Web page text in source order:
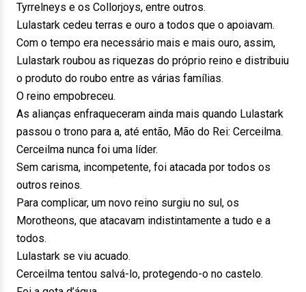
Tyrrelneys e os Collorjoys, entre outros.
Lulastark cedeu terras e ouro a todos que o apoiavam.
Com o tempo era necessário mais e mais ouro, assim,
Lulastark roubou as riquezas do próprio reino e distribuiu
o produto do roubo entre as várias famílias.
O reino empobreceu.
As alianças enfraqueceram ainda mais quando Lulastark
passou o trono para a, até então, Mão do Rei: Cerceilma.
Cerceilma nunca foi uma líder.
Sem carisma, incompetente, foi atacada por todos os
outros reinos.
Para complicar, um novo reino surgiu no sul, os
Morotheons, que atacavam indistintamente a tudo e a
todos.
Lulastark se viu acuado.
Cerceilma tentou salvá-lo, protegendo-o no castelo.